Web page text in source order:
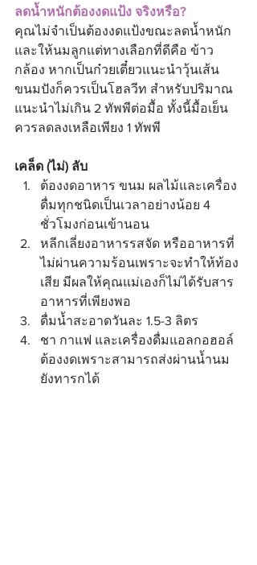
ลดน้ำหนักต้องงดแป้ง จริงหรือ?
คุณไม่จำเป็นต้องงดแป้งขณะลดน้ำหนัก
และให้นมลูกแต่ทางเลือกที่ดีคือ ข้าว
กล้อง หากเป็นก๋วยเตี๋ยวแนะนำวุ้นเส้น
ขนมปังก็ควรเป็นโฮลวีท สำหรับปริมาณ
แนะนำไม่เกิน 2 ทัพพีต่อมื้อ ทั้งนี้มื้อเย็น
ควรลดลงเหลือเพียง 1 ทัพพี
เคล็ด (ไม่) ลับ
ต้องงดอาหาร ขนม ผลไม้และเครื่อง
ดื่มทุกชนิดเป็นเวลาอย่างน้อย 4
ชั่วโมงก่อนเข้านอน
หลีกเลี่ยงอาหารรสจัด หรืออาหารที่
ไม่ผ่านความร้อนเพราะจะทำให้ท้อง
เสีย มีผลให้คุณแม่เองก็ไม่ได้รับสาร
อาหารที่เพียงพอ
ดื่มน้ำสะอาดวันละ 1.5-3 ลิตร
ชา กาแฟ และเครื่องดื่มแอลกอฮอล์
ต้องงดเพราะสามารถส่งผ่านน้ำนม
ยังทารกได้